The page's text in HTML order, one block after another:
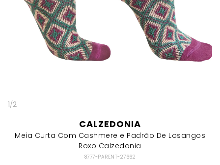
1/2
CALZEDONIA
Meia Curta Com Cashmere e Padrão De Losangos
Roxo Calzedonia
8777-PARENT-27662